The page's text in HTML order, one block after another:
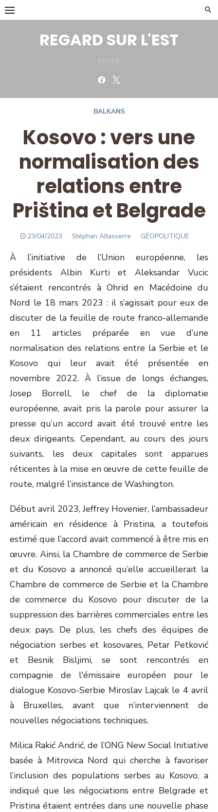
Skip
to
REGARD SUR L'EST
Facebook
BALKANS
Kosovo : vers une
normalisation des
relations entre
Priština et Belgrade
POSTED
23/04/2023 Author
Stéphan Altasserre GÉOPOLITIQUE
À l’initiative de l’Union européenne, les
présidents Albin Kurti et Aleksandar Vucic
s’étaient rencontrés à Ohrid en Macédoine du
Nord le 18 mars 2023 : il s’agissait pour eux de
discuter de la feuille de route franco-allemande
en 11 articles préparée en vue d’une
normalisation des relations entre la Serbie et le
Kosovo qui leur avait été présentée en
novembre 2022. À l’issue de longs échanges,
Josep Borrell, le chef de la diplomatie
européenne, avait pris la parole pour assurer la
presse qu’un accord avait été trouvé entre les
deux dirigeants. Cependant, au cours des jours
suivants, les deux capitales sont apparues
réticentes à la mise en œuvre de cette feuille de
route, malgré l’insistance de Washington.
Début avril 2023, Jeffrey Hovenier, l’ambassadeur
américain en résidence à Pristina, a toutefois
estimé que l’accord avait commencé à être mis en
œuvre. Ainsi, la Chambre de commerce de Serbie
et du Kosovo a annoncé qu’elle accueillerait la
Chambre de commerce de Serbie et la Chambre
de commerce du Kosovo pour discuter de la
suppression des barrières commerciales entre les
deux pays. De plus, les chefs des équipes de
négociation serbes et kosovares, Petar Petković
et Besnik Bisljimi, se sont rencontrés en
compagnie de l'émissaire européen pour le
dialogue Kosovo-Serbie Miroslav Lajcak le 4 avril
à Bruxelles, avant que n’interviennent de
nouvelles négociations techniques.
Milica Rakić Andrić, de l’ONG New Social Initiative
basée à Mitrovica Nord qui cherche à favoriser
l’inclusion des populations serbes au Kosovo, a
indiqué que les négociations entre Belgrade et
Pristina étaient entrées dans une nouvelle phase